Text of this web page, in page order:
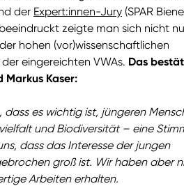
der Expert:innen-Jury (SPAR
zeigte man sich nicht
hohen (vor)wissenschaftlichen
eingereichten VWAs. Das
Kaser:
dass es wichtig ist, jüngeren
und Biodiversität – eine
dass das Interesse der jungen
groß ist. Wir haben aber
Arbeiten erhalten.